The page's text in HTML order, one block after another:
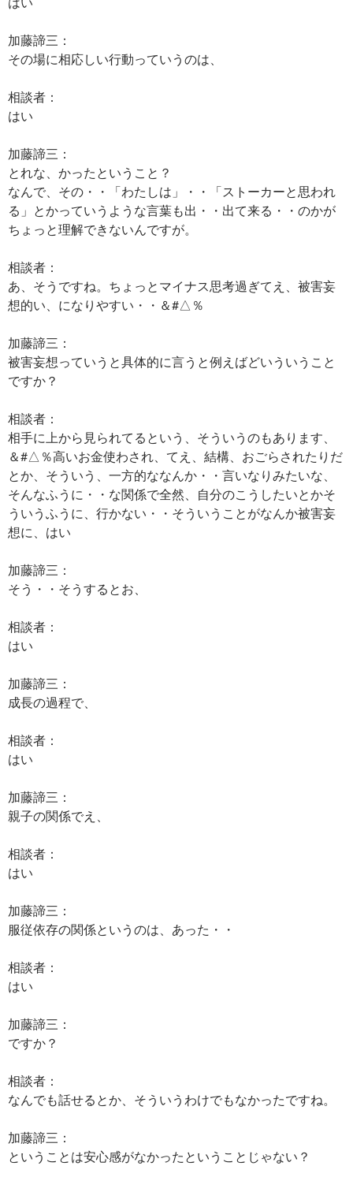
加藤諦三：
その場に相応しい行動っていうのは、
相談者：
はい
加藤諦三：
とれな、かったということ？
なんで、その・・「わたしは」・・「ストーカーと思われ
る」とかっていうような言葉も出・・出て来る・・のかが
ちょっと理解できないんですが。
相談者：
あ、そうですね。ちょっとマイナス思考過ぎてえ、被害妄
想的い、になりやすい・・＆#△％
加藤諦三：
被害妄想っていうと具体的に言うと例えばどいういうこと
ですか？
相談者：
相手に上から見られてるという、そういうのもあります、
＆#△％高いお金使わされ、てえ、結構、おごらされたりだ
とか、そういう、一方的ななんか・・言いなりみたいな、
そんなふうに・・な関係で全然、自分のこうしたいとかそ
ういうふうに、行かない・・そういうことがなんか被害妄
想に、はい
加藤諦三：
そう・・そうするとお、
相談者：
はい
加藤諦三：
成長の過程で、
相談者：
はい
加藤諦三：
親子の関係でえ、
相談者：
はい
加藤諦三：
服従依存の関係というのは、あった・・
相談者：
はい
加藤諦三：
ですか？
相談者：
なんでも話せるとか、そういうわけでもなかったですね。
加藤諦三：
ということは安心感がなかったということじゃない？